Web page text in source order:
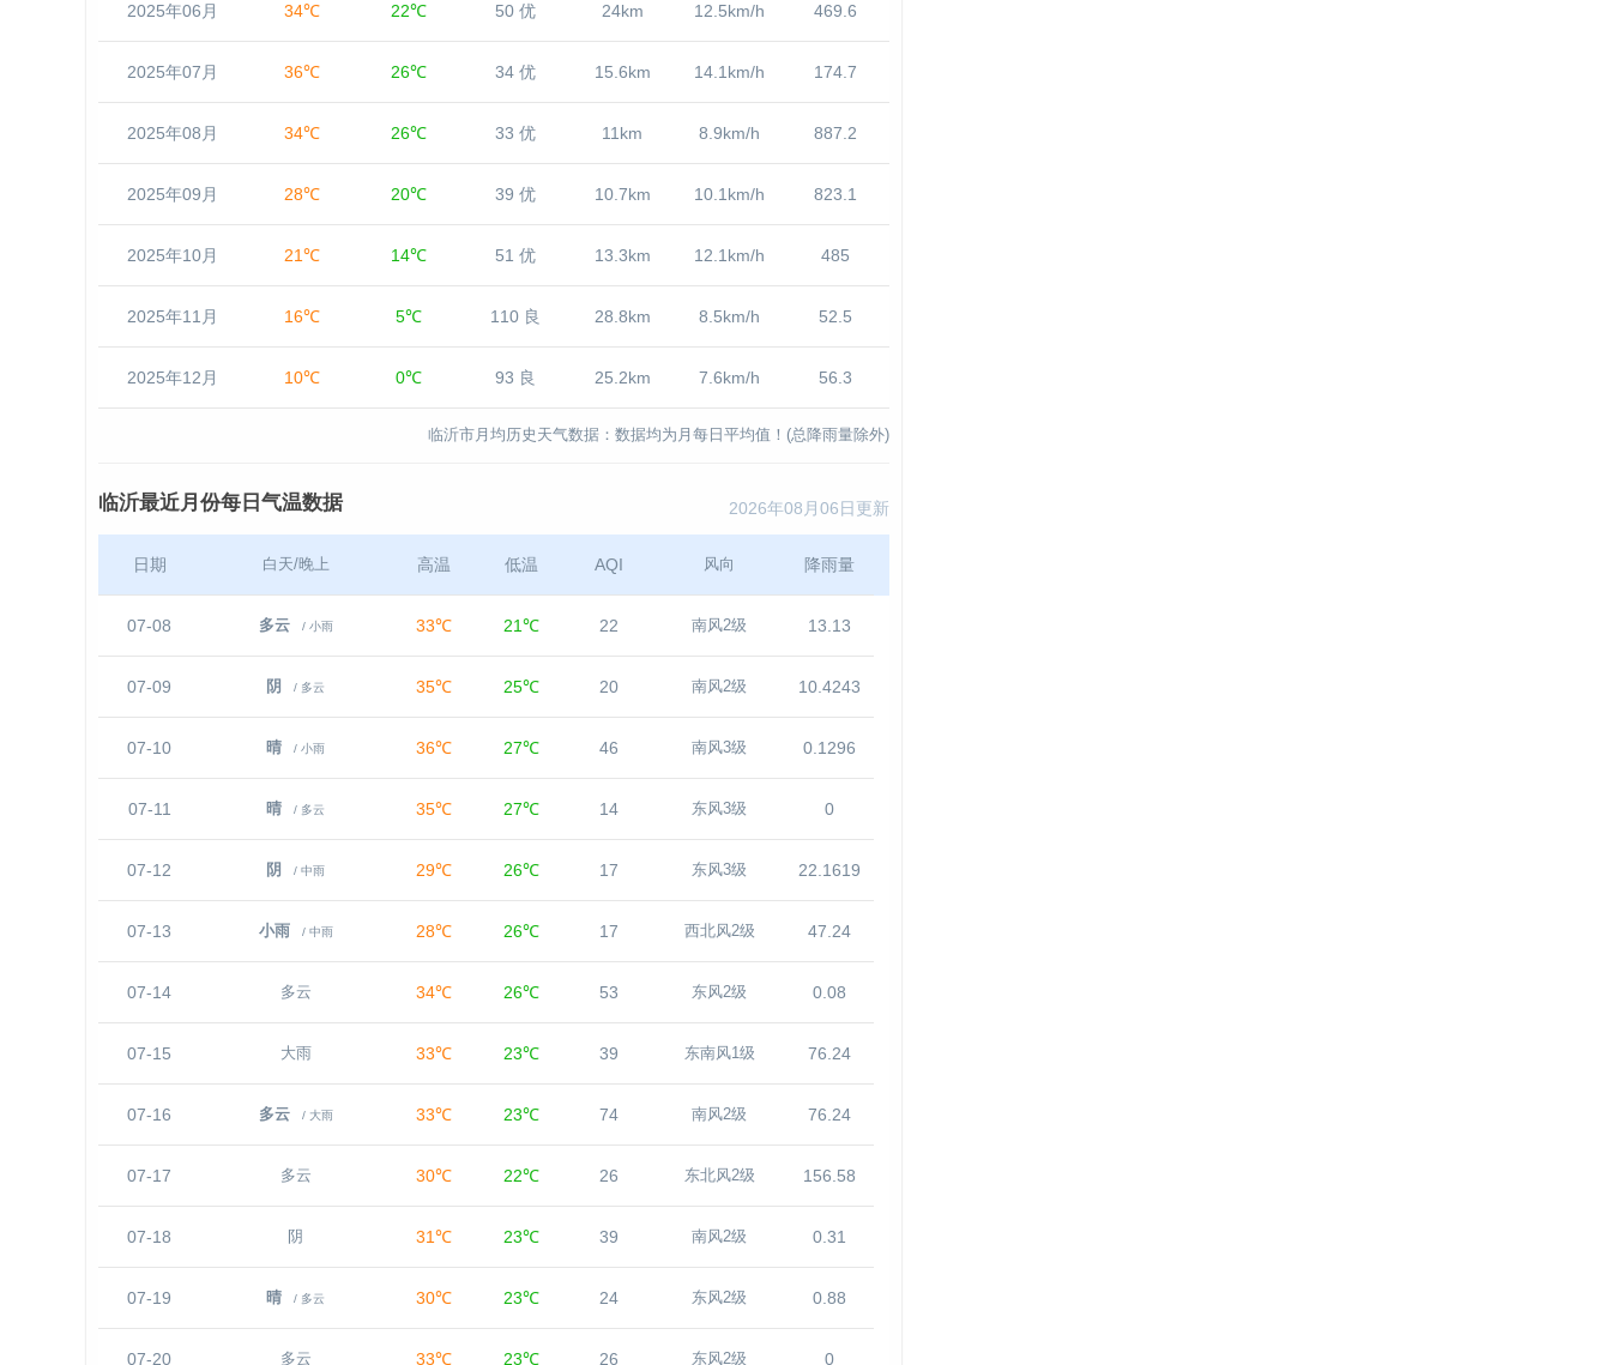
2025年06月 34℃ 22℃ 50 优 24km 12.5km/h 469.6
2025年07月 36℃ 26℃ 34 优 15.6km 14.1km/h 174.7
2025年08月 34℃ 26℃ 33 优 11km 8.9km/h 887.2
2025年09月 28℃ 20℃ 39 优 10.7km 10.1km/h 823.1
2025年10月 21℃ 14℃ 51 优 13.3km 12.1km/h 485
2025年11月 16℃ 5℃ 110 良 28.8km 8.5km/h 52.5
2025年12月 10℃ 0℃ 93 良 25.2km 7.6km/h 56.3
临沂市月均历史天气数据：数据均为月每日平均值！(总降雨量除外)
2026年08月06日更新
临沂最近月份每日气温数据
日期 白天/晚上 高温 低温 AQI 风向 降雨量
07-08 多云 / 小雨 33℃ 21℃ 22 南风2级 13.13
07-09 阴 / 多云 35℃ 25℃ 20 南风2级 10.4243
07-10 晴 / 小雨 36℃ 27℃ 46 南风3级 0.1296
07-11 晴 / 多云 35℃ 27℃ 14 东风3级 0
07-12 阴 / 中雨 29℃ 26℃ 17 东风3级 22.1619
07-13 小雨 / 中雨 28℃ 26℃ 17 西北风2级 47.24
07-14 多云 34℃ 26℃ 53 东风2级 0.08
07-15 大雨 33℃ 23℃ 39 东南风1级 76.24
07-16 多云 / 大雨 33℃ 23℃ 74 南风2级 76.24
07-17 多云 30℃ 22℃ 26 东北风2级 156.58
07-18 阴 31℃ 23℃ 39 南风2级 0.31
07-19 晴 / 多云 30℃ 23℃ 24 东风2级 0.88
07-20 多云 33℃ 23℃ 26 东风2级 0